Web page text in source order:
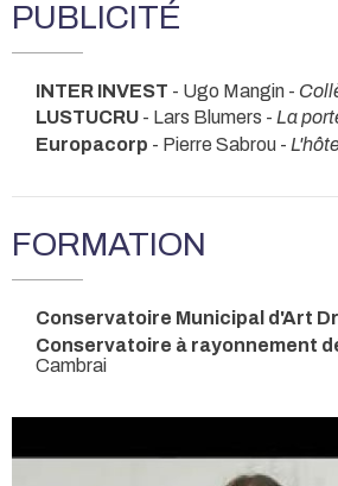
PUBLICITÉ
INTER INVEST - Ugo Mangin -
LUSTUCRU - Lars Blumers - La
Europacorp - Pierre Sabrou -
FORMATION
Conservatoire Municipal d'Art
Conservatoire à rayonnement
Cambrai